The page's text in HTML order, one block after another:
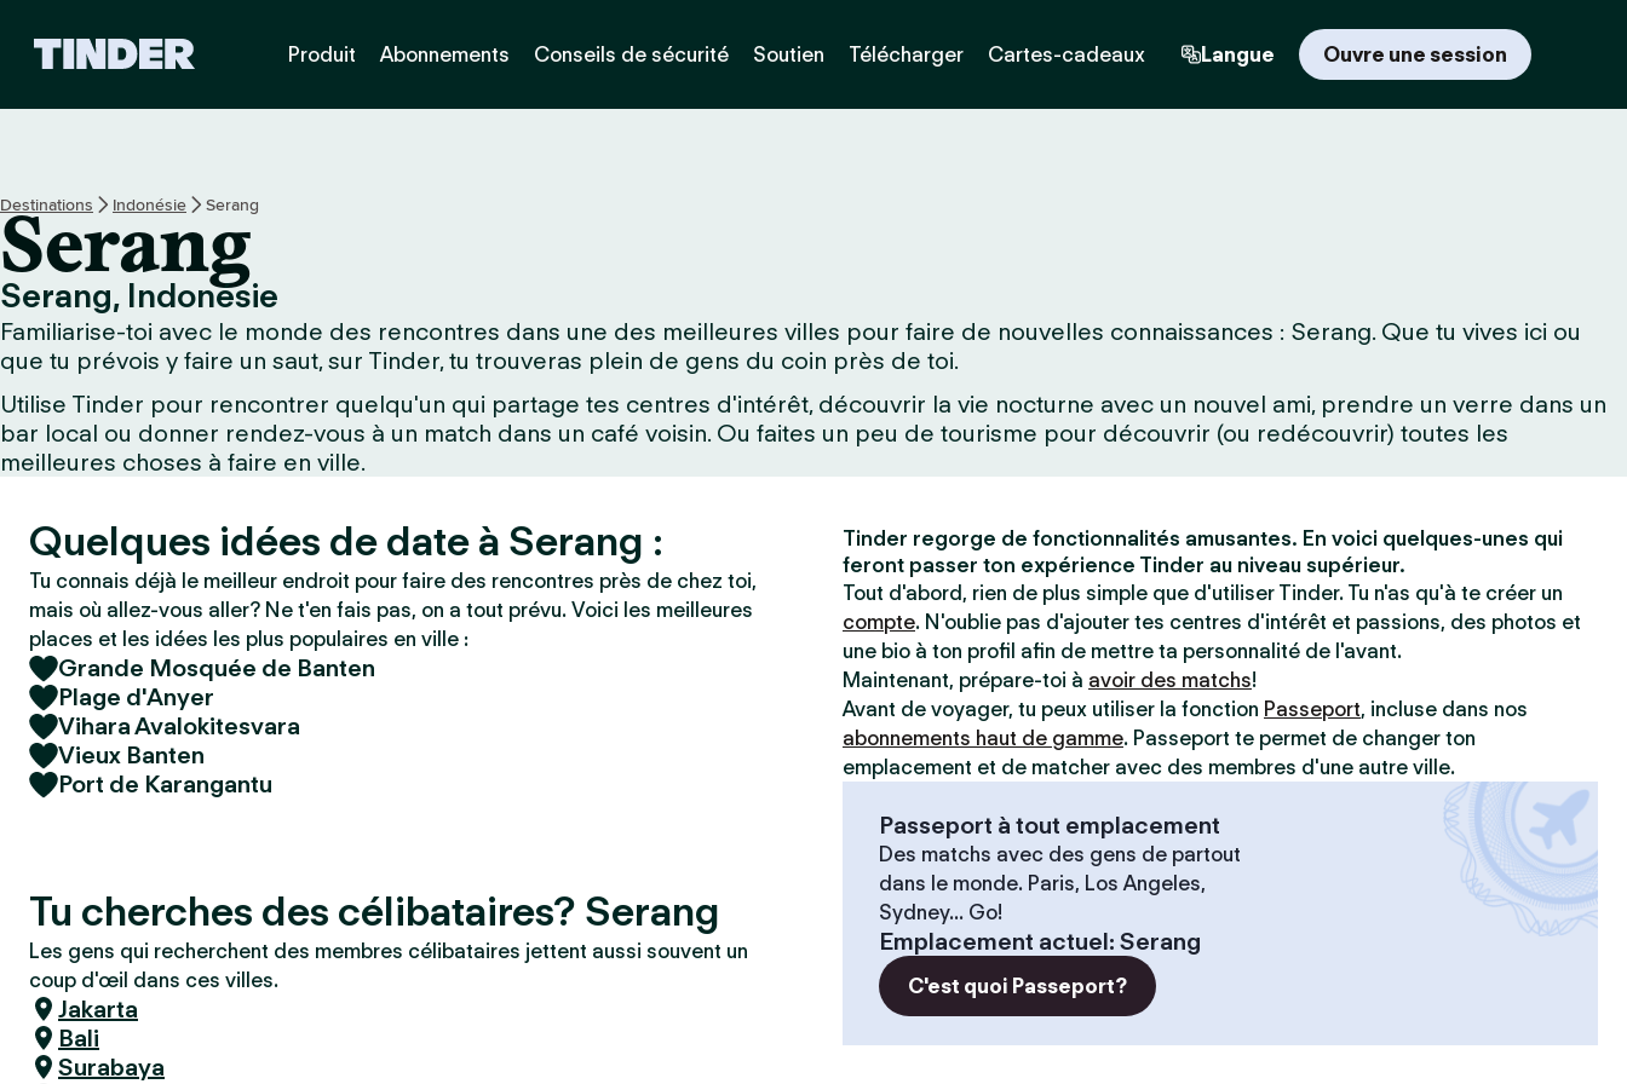
l
T
n
d
e
r
Produit Abonnements Conseils de sécurité Soutien Télécharger Cartes-cadeaux Langue Ouvre une session
Destinations Indonésie Serang
Serang
Serang, Indonésie
Familiarise-toi avec le monde des rencontres dans une des meilleures villes pour faire de nouvelles connaissances : Serang. Que tu vives ici ou
que tu prévois y faire un saut, sur Tinder, tu trouveras plein de gens du coin près de toi.
Utilise Tinder pour rencontrer quelqu'un qui partage tes centres d'intérêt, découvrir la vie nocturne avec un nouvel ami, prendre un verre dans un
bar local ou donner rendez-vous à un match dans un café voisin. Ou faites un peu de tourisme pour découvrir (ou redécouvrir) toutes les
meilleures choses à faire en ville.
Quelques idées de date à Serang :
Tu connais déjà le meilleur endroit pour faire des rencontres près de chez toi,
mais où allez-vous aller? Ne t'en fais pas, on a tout prévu. Voici les meilleures
places et les idées les plus populaires en ville :
Grande Mosquée de Banten
Plage d'Anyer
Vihara Avalokitesvara
Vieux Banten
Port de Karangantu
Tu cherches des célibataires? Serang
Les gens qui recherchent des membres célibataires jettent aussi souvent un
coup d'œil dans ces villes.
Jakarta
Bali
Surabaya
Tinder regorge de fonctionnalités amusantes. En voici quelques-unes qui
feront passer ton expérience Tinder au niveau supérieur.
Tout d'abord, rien de plus simple que d'utiliser Tinder. Tu n'as qu'à te créer un
compte. N'oublie pas d'ajouter tes centres d'intérêt et passions, des photos et
une bio à ton profil afin de mettre ta personnalité de l'avant.
Maintenant, prépare-toi à avoir des matchs!
Avant de voyager, tu peux utiliser la fonction Passeport, incluse dans nos
abonnements haut de gamme. Passeport te permet de changer ton
emplacement et de matcher avec des membres d'une autre ville.
Passeport à tout emplacement
Des matchs avec des gens de partout
dans le monde. Paris, Los Angeles,
Sydney... Go!
Emplacement actuel: Serang
C'est quoi Passeport?